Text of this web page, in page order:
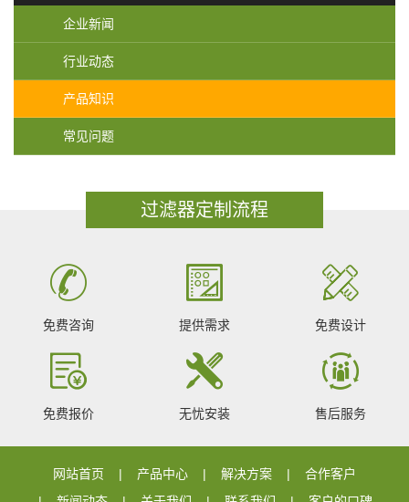
企业新闻
行业动态
产品知识
常见问题
过滤器定制流程
免费咨询 提供需求 免费设计
免费报价 无忧安装 售后服务
网站首页 产品中心 解决方案
合作客户